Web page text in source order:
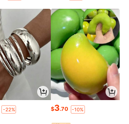
-22% $3.70 -10%